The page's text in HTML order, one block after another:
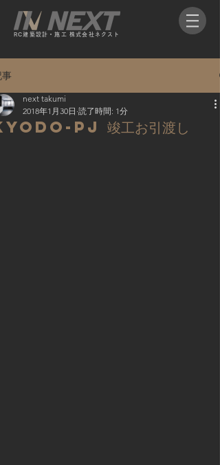
RC​建築設計・施工 株式会社ネクスト​
事
PJ 竣工お引渡し
next takumi
2018年1月30日 読了時間: 1分